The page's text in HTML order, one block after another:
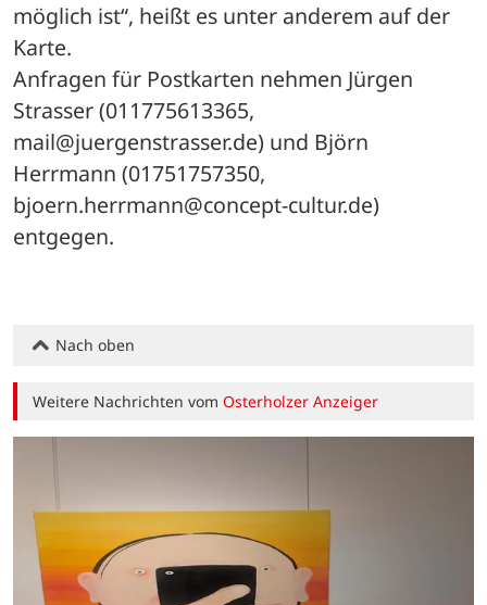
möglich ist“, heißt es unter anderem auf der
Karte.
Anfragen für Postkarten nehmen Jürgen
Strasser (011775613365,
mail@juergenstrasser.de) und Björn
Herrmann (01751757350,
bjoern.herrmann@concept-cultur.de)
entgegen.
Nach oben
Weitere Nachrichten vomOsterholzer Anzeiger